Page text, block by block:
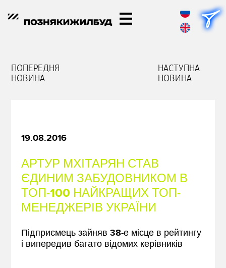
ПОПЕРЕДНЯ
НОВИНА
НАСТУПНА
НОВИНА
19.08.2016
АРТУР МХІТАРЯН СТАВ
ЄДИНИМ ЗАБУДОВНИКОМ В
ТОП-100 НАЙКРАЩИХ ТОП-
МЕНЕДЖЕРІВ УКРАЇНИ
Підприємець зайняв 38-е місце в рейтингу
і випередив багато відомих керівників